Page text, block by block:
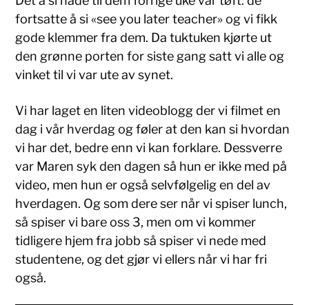
fortsatte å si «see you later teacher» og vi fikk
gode klemmer fra dem. Da tuktuken kjørte ut
den grønne porten for siste gang satt vi alle og
vinket til vi var ute av synet.
Vi har laget en liten videoblogg der vi filmet en
dag i vår hverdag og føler at den kan si hvordan
vi har det, bedre enn vi kan forklare. Dessverre
var Maren syk den dagen så hun er ikke med på
video, men hun er også selvfølgelig en del av
hverdagen. Og som dere ser når vi spiser lunch,
så spiser vi bare oss 3, men om vi kommer
tidligere hjem fra jobb så spiser vi nede med
studentene, og det gjør vi ellers når vi har fri
også.